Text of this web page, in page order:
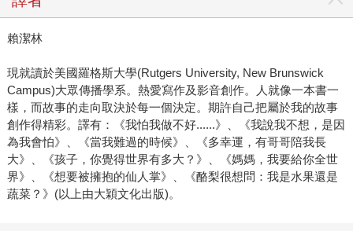
賴潔林
現就讀於美國羅格斯大學(Rutgers University, New Brunswick
Campus)大眾傳播學系。熱愛寫作及影音創作。人就像一本書一
樣，而故事的走向取決於每一個決定。期許自己把屬於我的故事
創作得精彩。譯有：《我怕我做不好......》、《我說我不想，是因
為我會怕》、《當我難過的時候》、《多幸運，有哥哥陪我長
大》、《孩子，你覺得世界有多大？》、《媽媽，我要給你全世
界》、《想要被擁抱的仙人掌》、《酪梨很想問：我是水果還是
蔬菜？》(以上由大穎文化出版)。